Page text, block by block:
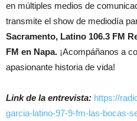
en múltiples medios de
transmite el show de mediodía
Sacramento, Latino 106.3 FM
FM en Napa. ¡Acompáñanos a
apasionante historia de vida!
Link de la entrevista: https://
garcia-latino-97-9-fm-las-bocas-